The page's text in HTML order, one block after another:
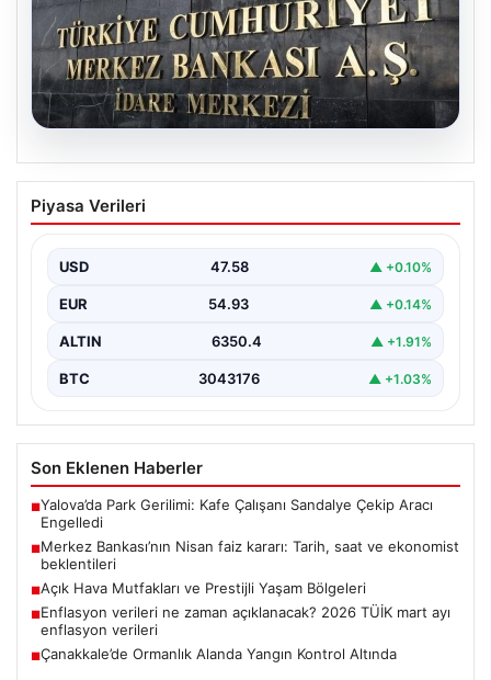
05.08.2026
Merkez Bankası’nın Nisan faiz kararı:
Tarih, saat ve ekonomist beklentileri
Kurulu, nisan ayı faiz kararını açıklamak üzere
toplanıyor.…
Piyasa Verileri
USD 47.58 ▲ +0.10%
EUR 54.93 ▲ +0.14%
ALTIN 6350.4 ▲ +1.91%
BTC 3043176 ▲ +1.03%
Son Eklenen Haberler
■Yalova’da Park Gerilimi: Kafe Çalışanı Sandalye Çekip Aracı
Engelledi
■Merkez Bankası’nın Nisan faiz kararı: Tarih, saat ve ekonomist
beklentileri
■Açık Hava Mutfakları ve Prestijli Yaşam Bölgeleri
■Enflasyon verileri ne zaman açıklanacak? 2026 TÜİK mart ayı
enflasyon verileri
■Çanakkale’de Ormanlık Alanda Yangın Kontrol Altında